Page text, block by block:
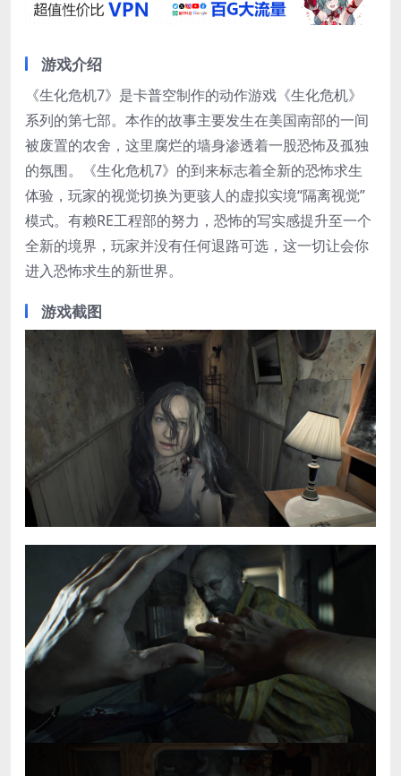
游戏介绍
《生化危机7》是卡普空制作的动作游戏《生化危机》
系列的第七部。本作的故事主要发生在美国南部的一间
被废置的农舍，这里腐烂的墙身渗透着一股恐怖及孤独
的氛围。《生化危机7》的到来标志着全新的恐怖求生
体验，玩家的视觉切换为更骇人的虚拟实境“隔离视觉”
模式。有赖RE工程部的努力，恐怖的写实感提升至一个
全新的境界，玩家并没有任何退路可选，这一切让会你
进入恐怖求生的新世界。
游戏截图